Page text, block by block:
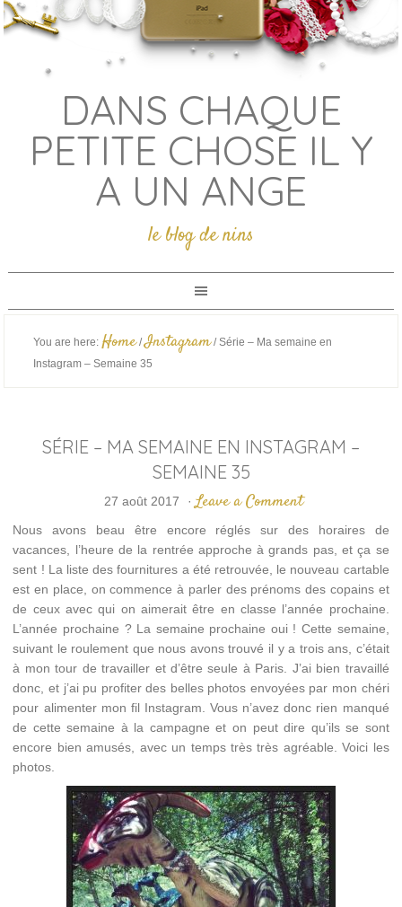
DANS CHAQUE
PETITE CHOSE IL Y
A UN ANGE
le blog de nins
You are here: Home / Instagram /Série – Ma semaine en
Instagram – Semaine 35
SÉRIE – MA SEMAINE EN INSTAGRAM –
SEMAINE 35
27 août 2017 · Leave a Comment
Nous avons beau être encore réglés sur des horaires de
vacances, l’heure de la rentrée approche à grands pas, et ça se
sent ! La liste des fournitures a été retrouvée, le nouveau cartable
est en place, on commence à parler des prénoms des copains et
de ceux avec qui on aimerait être en classe l’année prochaine.
L’année prochaine ? La semaine prochaine oui ! Cette semaine,
suivant le roulement que nous avons trouvé il y a trois ans, c’était
à mon tour de travailler et d’être seule à Paris. J’ai bien travaillé
donc, et j’ai pu profiter des belles photos envoyées par mon chéri
pour alimenter mon fil Instagram. Vous n’avez donc rien manqué
de cette semaine à la campagne et on peut dire qu’ils se sont
encore bien amusés, avec un temps très très agréable. Voici les
photos.